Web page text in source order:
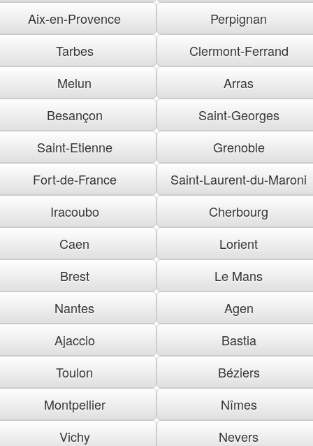
Aix-en-Provence
Perpignan
Tarbes
Clermont-Ferrand
Melun
Arras
Besançon
Saint-Georges
Saint-Etienne
Grenoble
Fort-de-France
Saint-Laurent-du-Maroni
Iracoubo
Cherbourg
Caen
Lorient
Brest
Le Mans
Nantes
Agen
Ajaccio
Bastia
Toulon
Béziers
Montpellier
Nîmes
Vichy
Nevers